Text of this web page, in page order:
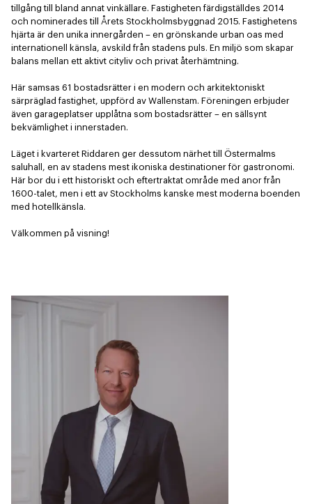
tillgång till bland annat vinkällare. Fastigheten färdigställdes 2014
och nominerades till Årets Stockholmsbyggnad 2015. Fastighetens
hjärta är den unika innergården – en grönskande urban oas med
internationell känsla, avskild från stadens puls. En miljö som skapar
balans mellan ett aktivt cityliv och privat återhämtning.
Här samsas 61 bostadsrätter i en modern och arkitektoniskt
särpräglad fastighet, uppförd av Wallenstam. Föreningen erbjuder
även garageplatser upplåtna som bostadsrätter – en sällsynt
bekvämlighet i innerstaden.
Läget i kvarteret Riddaren ger dessutom närhet till Östermalms
saluhall, en av stadens mest ikoniska destinationer för gastronomi.
Här bor du i ett historiskt och eftertraktat område med anor från
1600-talet, men i ett av Stockholms kanske mest moderna boenden
med hotellkänsla.
Välkommen på visning!